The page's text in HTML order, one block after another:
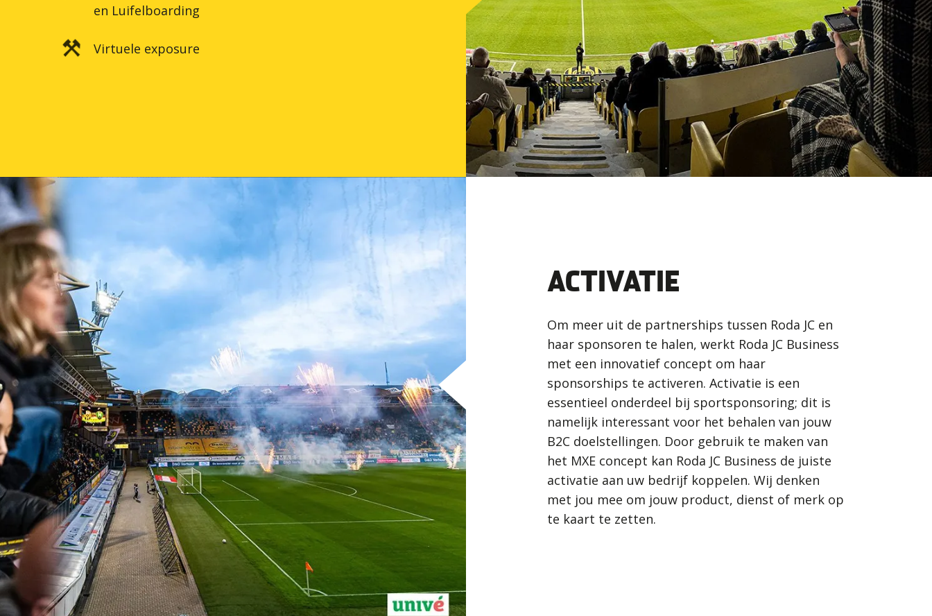
en Luifelboarding
Virtuele exposure
ACTIVATIE
Om meer uit de partnerships tussen Roda JC en
haar sponsoren te halen, werkt Roda JC Business
met een innovatief concept om haar
sponsorships te activeren. Activatie is een
essentieel onderdeel bij sportsponsoring; dit is
namelijk interessant voor het behalen van jouw
B2C doelstellingen. Door gebruik te maken van
het MXE concept kan Roda JC Business de juiste
activatie aan uw bedrijf koppelen. Wij denken
met jou mee om jouw product, dienst of merk op
te kaart te zetten.